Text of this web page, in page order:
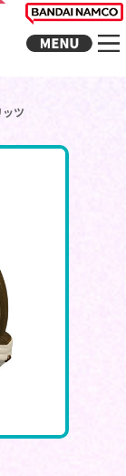
ツ